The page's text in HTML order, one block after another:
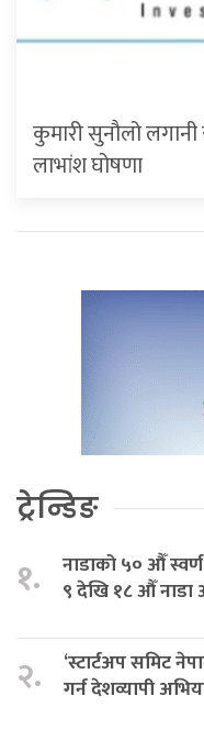
कुमारी सुनौलो
लाभांश घोषणा
ट्रेन्डिङ
१.
नाडाको ५० औँ स्वर्ण
९ देखि १८ औँ नाडा
२.
‘स्टार्टअप समिट
गर्न देशव्यापी